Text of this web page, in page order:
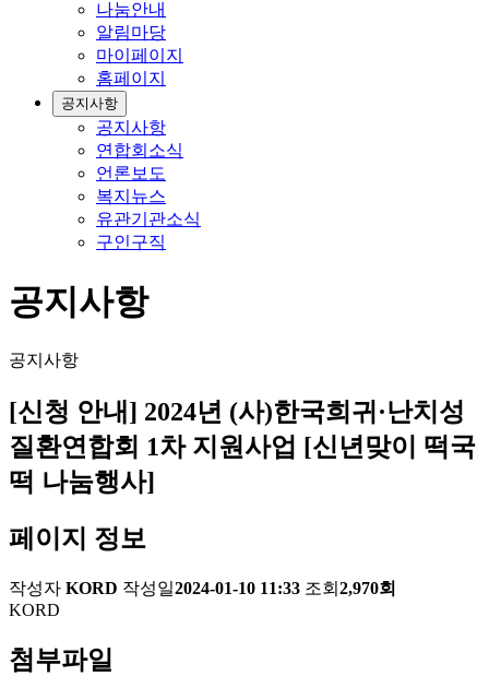
나눔안내
알림마당
마이페이지
홈페이지
공지사항
공지사항
연합회소식
언론보도
복지뉴스
유관기관소식
구인구직
공지사항
공지사항
[신청 안내] 2024년 (사)한국희귀·난치성
질환연합회 1차 지원사업 [신년맞이 떡국
떡 나눔행사]
페이지 정보
작성자 KORD 작성일2024-01-10 11:33 조회 2,970회
KORD
첨부파일